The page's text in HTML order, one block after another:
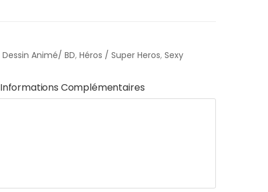
Dessin Animé/ BD, Héros / Super Heros, Sexy
Informations Complémentaires